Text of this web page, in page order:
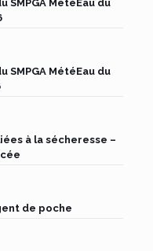
SMPGA MétéEau du
SMPGA MétéEau du
à la sécheresse –
de poche